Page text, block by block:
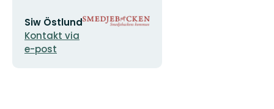
E-
postadress
Siw Östlund
Kontakt via
e-post
Organisationens